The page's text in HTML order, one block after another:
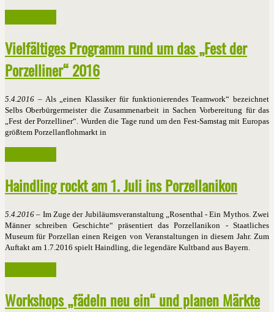
Vielfältiges Programm rund um das „Fest der
Porzelliner“ 2016
5.4.2016 – Als „einen Klassiker für funktionierendes Teamwork“ bezeichnet
Selbs Oberbürgermeister die Zusammenarbeit in Sachen Vorbereitung für das
„Fest der Porzelliner“. Wurden die Tage rund um den Fest-Samstag mit Europas
größtem Porzellanflohmarkt in
Haindling rockt am 1. Juli ins Porzellanikon
5.4.2016 – Im Zuge der Jubiläumsveranstaltung „Rosenthal - Ein Mythos. Zwei
Männer schreiben Geschichte“ präsentiert das Porzellanikon - Staatliches
Museum für Porzellan einen Reigen von Veranstaltungen in diesem Jahr. Zum
Auftakt am 1.7.2016 spielt Haindling, die legendäre Kultband aus Bayern.
Workshops „fädeln neu ein“ und planen Märkte